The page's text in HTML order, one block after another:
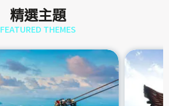
精選主題
FEATURED THEMES